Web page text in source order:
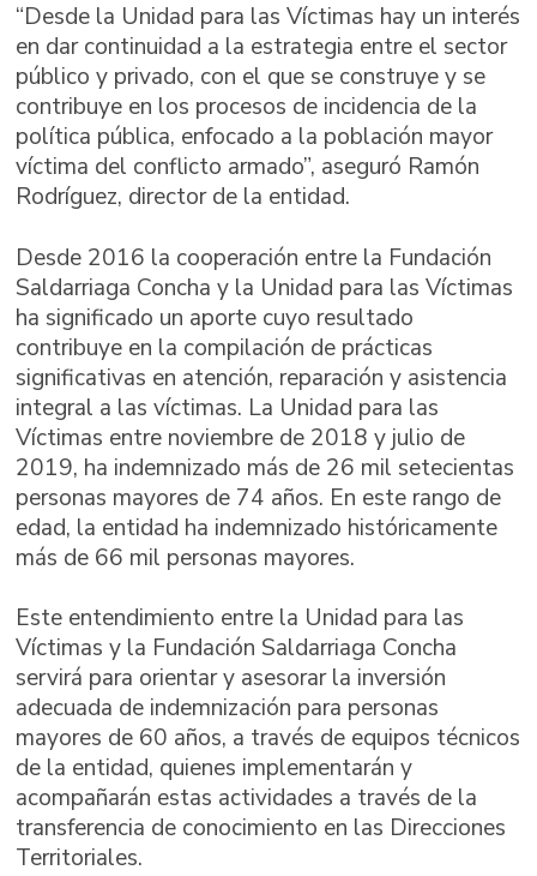
“Desde la Unidad para las Víctimas hay un interés
en dar continuidad a la estrategia entre el sector
público y privado, con el que se construye y se
contribuye en los procesos de incidencia de la
política pública, enfocado a la población mayor
víctima del conflicto armado”, aseguró Ramón
Rodríguez, director de la entidad.
Desde 2016 la cooperación entre la Fundación
Saldarriaga Concha y la Unidad para las Víctimas
ha significado un aporte cuyo resultado
contribuye en la compilación de prácticas
significativas en atención, reparación y asistencia
integral a las víctimas. La Unidad para las
Víctimas entre noviembre de 2018 y julio de
2019, ha indemnizado más de 26 mil setecientas
personas mayores de 74 años. En este rango de
edad, la entidad ha indemnizado históricamente
más de 66 mil personas mayores.
Este entendimiento entre la Unidad para las
Víctimas y la Fundación Saldarriaga Concha
servirá para orientar y asesorar la inversión
adecuada de indemnización para personas
mayores de 60 años, a través de equipos técnicos
de la entidad, quienes implementarán y
acompañarán estas actividades a través de la
transferencia de conocimiento en las Direcciones
Territoriales.